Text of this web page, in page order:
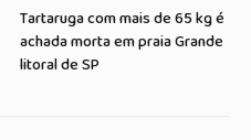
Tartaruga com mais de 65 kg é
achada morta em praia Grande
litoral de SP